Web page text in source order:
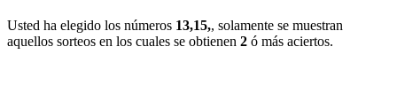
Usted ha elegido los números 13,15,, solamente se muestran
aquellos sorteos en los cuales se obtienen 2 ó más aciertos.